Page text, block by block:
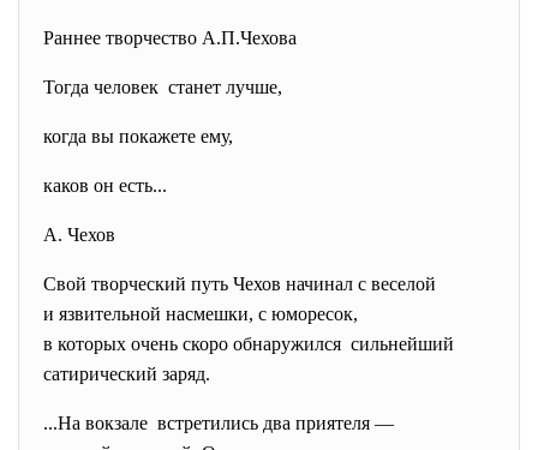
Раннее творчество А.П.Чехова
Тогда человек станет лучше,
когда вы покажете ему,
каков он есть...
А. Чехов
Свой творческий путь Чехов начинал с веселой
и язвительной насмешки, с юморесок,
в которых очень скоро обнаружился сильнейший
сатирический заряд.
...На вокзале встретились два приятеля —